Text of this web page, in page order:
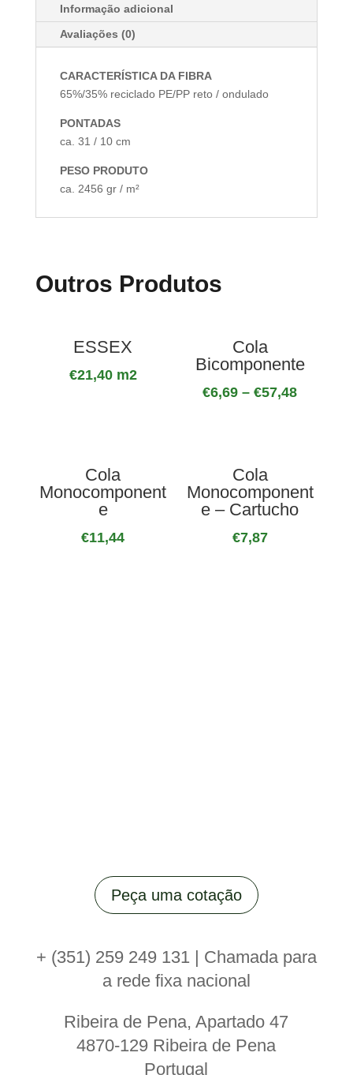
Informação adicional
Avaliações (0)
CARACTERÍSTICA DA FIBRA
65%/35% reciclado PE/PP reto / ondulado
PONTADAS
ca. 31 / 10 cm
PESO PRODUTO
ca. 2456 gr / m²
Outros Produtos
ESSEX
€21,40m2
Cola
Bicomponente
€6,69 –€57,48
Cola
Monocomponent
e
€11,44
Cola
Monocomponent
e – Cartucho
€7,87
Peça uma cotação
+ (351) 259 249 131 | Chamada para
a rede fixa nacional
Ribeira de Pena, Apartado 47
4870-129 Ribeira de Pena
Portugal